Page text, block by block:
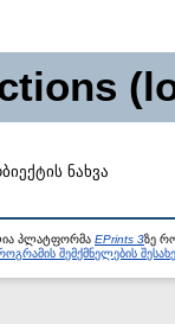
ნახვა
პლატფორმა EPrints 3ზე
შემქმნელების